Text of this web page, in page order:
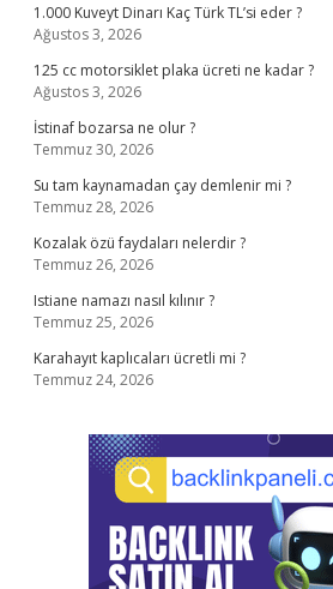
1.000 Kuveyt Dinarı Kaç Türk TL’si eder ?
Ağustos 3, 2026
125 cc motorsiklet plaka ücreti ne kadar ?
Ağustos 3, 2026
İstinaf bozarsa ne olur ?
Temmuz 30, 2026
Su tam kaynamadan çay demlenir mi ?
Temmuz 28, 2026
Kozalak özü faydaları nelerdir ?
Temmuz 26, 2026
Istiane namazı nasıl kılınır ?
Temmuz 25, 2026
Karahayıt kaplıcaları ücretli mi ?
Temmuz 24, 2026